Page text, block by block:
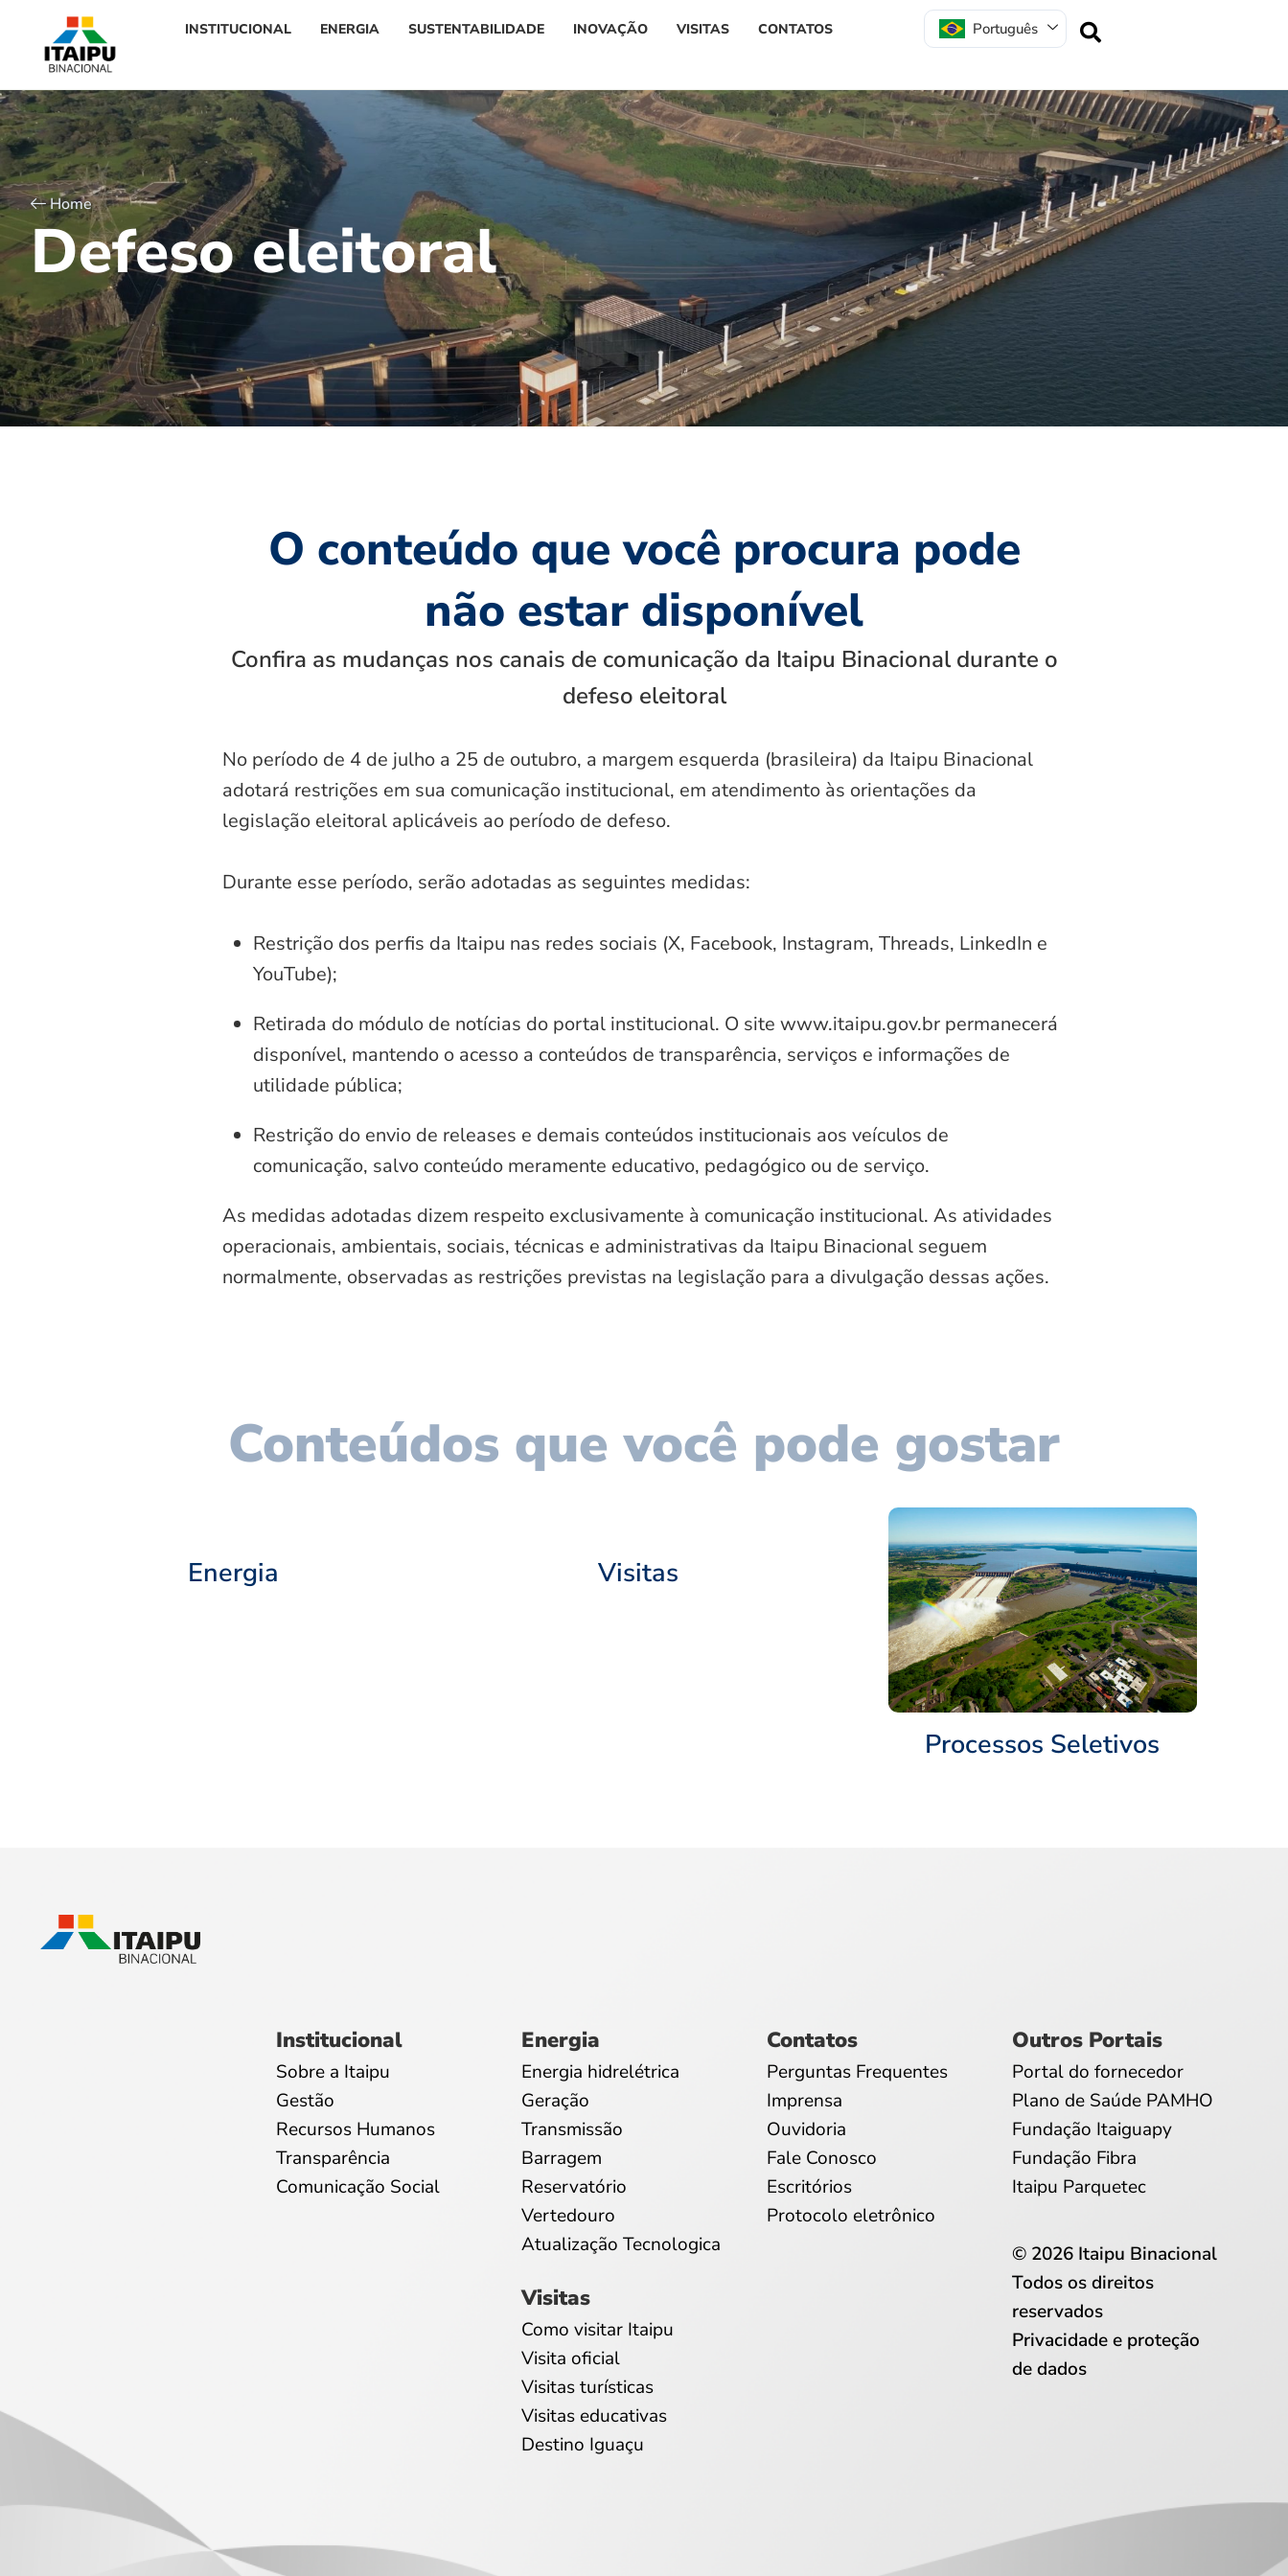
INSTITUCIONAL ENERGIA SUSTENTABILIDADE INOVAÇÃO VISITAS CONTATOS Português
Home
Defeso eleitoral
O conteúdo que você procura pode
não estar disponível
Confira as mudanças nos canais de comunicação da Itaipu Binacional durante o
defeso eleitoral
No período de 4 de julho a 25 de outubro, a margem esquerda (brasileira) da Itaipu Binacional
adotará restrições em sua comunicação institucional, em atendimento às orientações da
legislação eleitoral aplicáveis ao período de defeso.
Durante esse período, serão adotadas as seguintes medidas:
Restrição dos perfis da Itaipu nas redes sociais (X, Facebook, Instagram, Threads, LinkedIn e
YouTube);
Retirada do módulo de notícias do portal institucional. O site www.itaipu.gov.br permanecerá
disponível, mantendo o acesso a conteúdos de transparência, serviços e informações de
utilidade pública;
Restrição do envio de releases e demais conteúdos institucionais aos veículos de
comunicação, salvo conteúdo meramente educativo, pedagógico ou de serviço.
As medidas adotadas dizem respeito exclusivamente à comunicação institucional. As atividades
operacionais, ambientais, sociais, técnicas e administrativas da Itaipu Binacional seguem
normalmente, observadas as restrições previstas na legislação para a divulgação dessas ações.
Conteúdos que você pode gostar
Energia Visitas
Processos Seletivos
Institucional
Sobre a Itaipu
Gestão
Recursos Humanos
Transparência
Comunicação Social
Energia
Energia hidrelétrica
Geração
Transmissão
Barragem
Reservatório
Vertedouro
Atualização Tecnologica
Visitas
Como visitar Itaipu
Visita oficial
Visitas turísticas
Visitas educativas
Destino Iguaçu
Contatos
Perguntas Frequentes
Imprensa
Ouvidoria
Fale Conosco
Escritórios
Protocolo eletrônico
Outros Portais
Portal do fornecedor
Plano de Saúde PAMHO
Fundação Itaiguapy
Fundação Fibra
Itaipu Parquetec
© 2026 Itaipu Binacional
Todos os direitos
reservados
Privacidade e proteção
de dados